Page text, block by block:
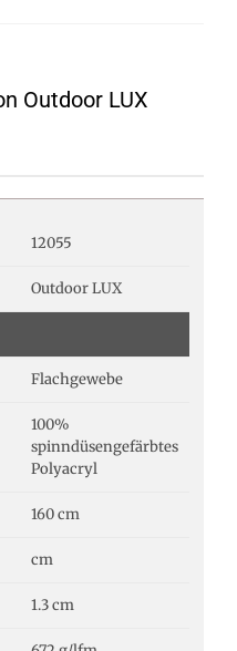
Outdoor LUX
12055
Outdoor LUX
Flachgewebe
100%
spinndüsengefärbtes
Polyacryl
160 cm
cm
1.3 cm